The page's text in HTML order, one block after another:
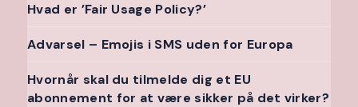
Hvad er ’Fair Usage Policy?’
Advarsel – Emojis i SMS uden for Europa
Hvornår skal du tilmelde dig et EU
abonnement for at være sikker på det virker?